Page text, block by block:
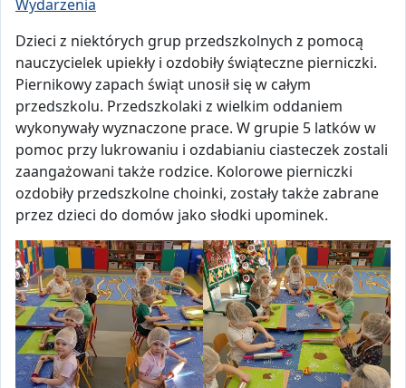
Wydarzenia
Dzieci z niektórych grup przedszkolnych z pomocą
nauczycielek upiekły i ozdobiły świąteczne pierniczki.
Piernikowy zapach świąt unosił się w całym
przedszkolu. Przedszkolaki z wielkim oddaniem
wykonywały wyznaczone prace. W grupie 5 latków w
pomoc przy lukrowaniu i ozdabianiu ciasteczek zostali
zaangażowani także rodzice. Kolorowe pierniczki
ozdobiły przedszkolne choinki, zostały także zabrane
przez dzieci do domów jako słodki upominek.